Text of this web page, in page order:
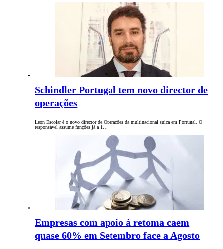
Schindler Portugal tem novo director de
operações
León Escolar é o novo director de Operações da multinacional suíça em Portugal. O
responsável assume funções já a 1…
Empresas com apoio à retoma caem
quase 60% em Setembro face a Agosto